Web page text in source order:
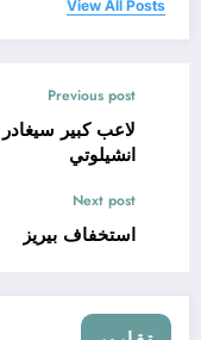
View All Posts
Previous post
لاعب
انشيلوتي
Next post
استخفاف بيريز